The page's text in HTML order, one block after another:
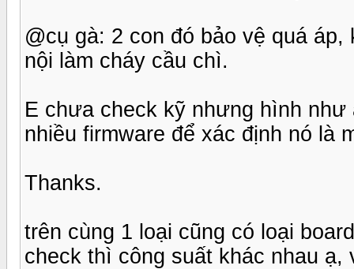
@cụ gà: 2 con đó bảo vệ quá
nội làm cháy cầu chì.
E chưa check kỹ nhưng hình
nhiều firmware để xác định nó là
Thanks.
trên cùng 1 loại cũng có loại
check thì công suất khác nhau ạ,